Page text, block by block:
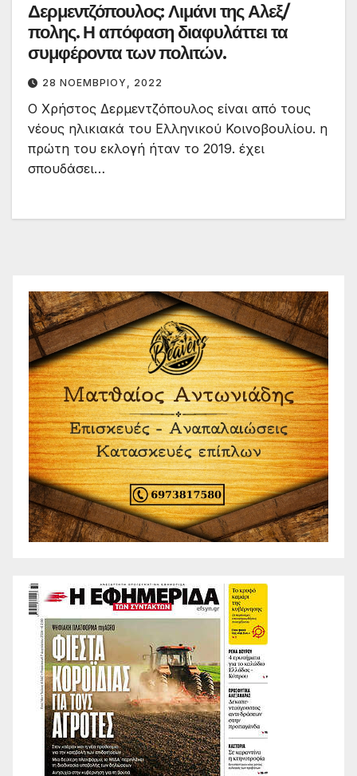
Δερμεντζόπουλος: Λιμάνι της Αλεξ/
πολης. Η απόφαση διαφυλάττει τα
συμφέροντα των πολιτών.
28 ΝΟΕΜΒΡΊΟΥ, 2022
Ο Χρήστος Δερμεντζόπουλος είναι από τους
νέους ηλικιακά του Ελληνικού Κοινοβουλίου. η
πρώτη του εκλογή ήταν το 2019. έχει
σπουδάσει…